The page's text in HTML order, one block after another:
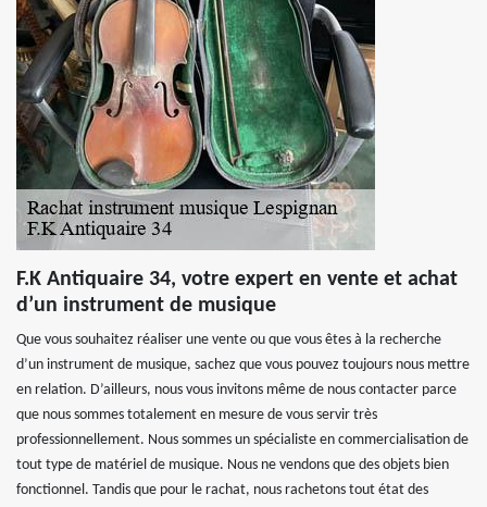
F.K Antiquaire 34, votre expert en vente et achat
d’un instrument de musique
Que vous souhaitez réaliser une vente ou que vous êtes à la recherche
d’un instrument de musique, sachez que vous pouvez toujours nous mettre
en relation. D’ailleurs, nous vous invitons même de nous contacter parce
que nous sommes totalement en mesure de vous servir très
professionnellement. Nous sommes un spécialiste en commercialisation de
tout type de matériel de musique. Nous ne vendons que des objets bien
fonctionnel. Tandis que pour le rachat, nous rachetons tout état des